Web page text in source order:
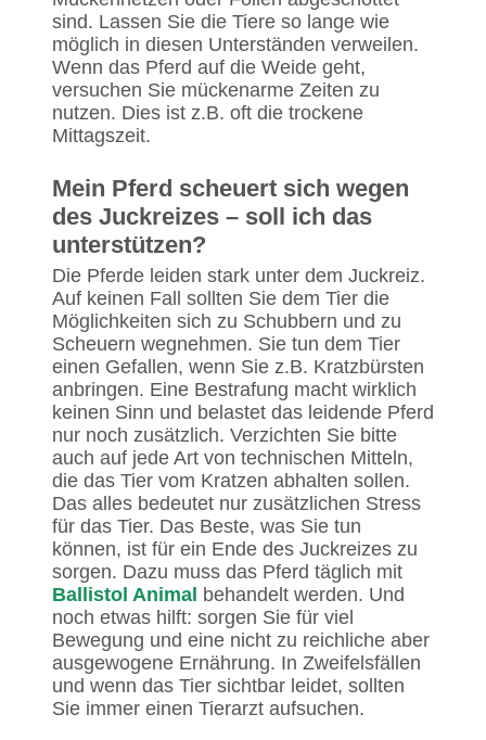
sind. Lassen Sie die Tiere so lange wie
möglich in diesen Unterständen verweilen.
Wenn das Pferd auf die Weide geht,
versuchen Sie mückenarme Zeiten zu
nutzen. Dies ist z.B. oft die trockene
Mittagszeit.
Mein Pferd scheuert sich wegen
des Juckreizes – soll ich das
unterstützen?
Die Pferde leiden stark unter dem Juckreiz.
Auf keinen Fall sollten Sie dem Tier die
Möglichkeiten sich zu Schubbern und zu
Scheuern wegnehmen. Sie tun dem Tier
einen Gefallen, wenn Sie z.B. Kratzbürsten
anbringen. Eine Bestrafung macht wirklich
keinen Sinn und belastet das leidende Pferd
nur noch zusätzlich. Verzichten Sie bitte
auch auf jede Art von technischen Mitteln,
die das Tier vom Kratzen abhalten sollen.
Das alles bedeutet nur zusätzlichen Stress
für das Tier. Das Beste, was Sie tun
können, ist für ein Ende des Juckreizes zu
sorgen. Dazu muss das Pferd täglich mit
Ballistol Animal behandelt werden. Und
noch etwas hilft: sorgen Sie für viel
Bewegung und eine nicht zu reichliche aber
ausgewogene Ernährung. In Zweifelsfällen
und wenn das Tier sichtbar leidet, sollten
Sie immer einen Tierarzt aufsuchen.